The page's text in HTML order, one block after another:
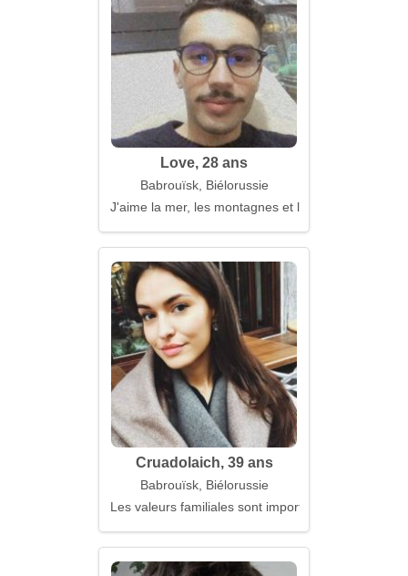
Love, 28 ans
Babrouïsk, Biélorussie
J'aime la mer, les montagnes et les étoiles
Cruadolaich, 39 ans
Babrouïsk, Biélorussie
Les valeurs familiales sont importantes pour moi